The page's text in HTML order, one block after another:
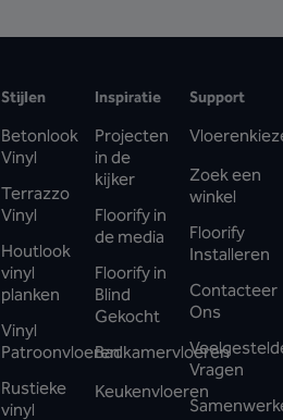
Stijlen
Betonlook
Vinyl
Terrazzo
Vinyl
Houtlook
vinyl
planken
Vinyl
Patroonvloeren
Rustieke
vinyl
Inspiratie
Projecten
in de
kijker
Floorify in
de media
Floorify in
Blind
Gekocht
Badkamervloeren
Keukenvloeren
Support
Zoek een
winkel
Floorify
Installeren
Contacteer
Ons
Vragen